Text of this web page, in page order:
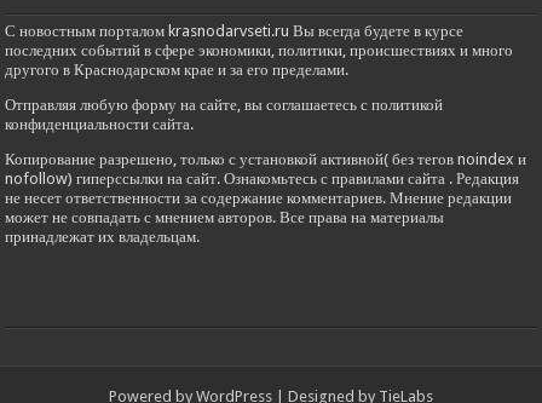
С новостным порталом krasnodarvseti.ru Вы всегда будете в курсе
последних событий в сфере экономики, политики, происшествиях и много
другого в Краснодарском крае и за его пределами.
Отправляя любую форму на сайте, вы соглашаетесь с политикой
конфиденциальности сайта.
Копирование разрешено, только с установкой активной( без тегов noindex и
nofollow) гиперссылки на сайт. Ознакомьтесь с правилами сайта . Редакция
не несет ответственности за содержание комментариев. Мнение редакции
может не совпадать с мнением авторов. Все права на материалы
принадлежат их владельцам.
Powered by WordPress | Designed by TieLabs